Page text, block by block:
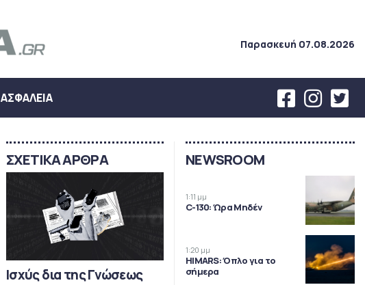
Παρασκευή 07.08.2026
ΑΣΦΑΛΕΙΑ
ΣΧΕΤΙΚΑ ΑΡΘΡΑ
Ισχύς δια της Γνώσεως
NEWSROOM
1:11 μμ
C-130: Ώρα Μηδέν
1:20 μμ
HIMARS: Όπλο για το
σήμερα